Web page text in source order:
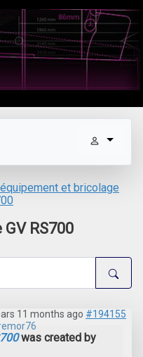
équipement et bricolage
RS700
11 months ago #194155
was created by